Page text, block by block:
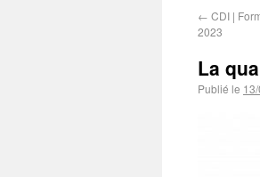
← CDI |
2023
La
Publié le